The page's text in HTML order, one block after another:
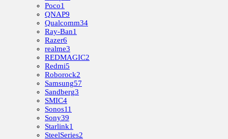
Poco1
QNAP9
Qualcomm34
Ray-Ban1
Razer6
realme3
REDMAGIC2
Redmi5
Roborock2
Samsung57
Sandberg3
SMIC4
Sonos11
Sony39
Starlink1
SteelSeries2